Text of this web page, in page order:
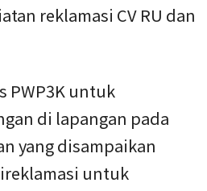
reklamasi CV RU dan
PWP3K untuk
di lapangan pada
yang disampaikan
untuk